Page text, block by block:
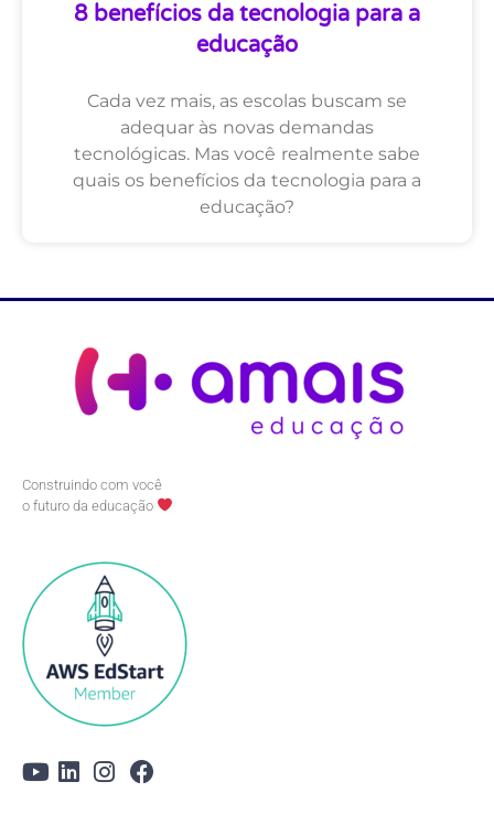
8 benefícios da tecnologia para a
educação
Cada vez mais, as escolas buscam se
adequar às novas demandas
tecnológicas. Mas você realmente sabe
quais os benefícios da tecnologia para a
educação?
Construindo com você
o futuro da educação